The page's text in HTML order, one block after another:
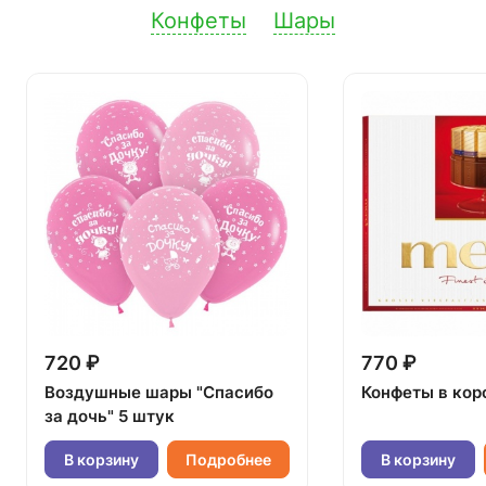
Конфеты Шары
720 ₽
Воздушные шары "Спасибо
за дочь" 5 штук
В корзину Подробнее
770 ₽
Конфеты в
В корзину